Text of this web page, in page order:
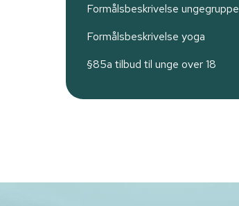
Formålsbeskrivelse ungegruppe
Formålsbeskrivelse yoga
§85a tilbud til unge over 18